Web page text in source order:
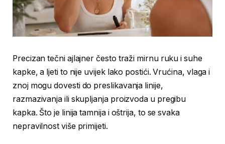
Precizan tečni ajlajner često traži mirnu ruku i suhe
kapke, a ljeti to nije uvijek lako postići. Vrućina, vlaga i
znoj mogu dovesti do preslikavanja linije,
razmazivanja ili skupljanja proizvoda u pregibu
kapka. Što je linija tamnija i oštrija, to se svaka
nepravilnost više primijeti.